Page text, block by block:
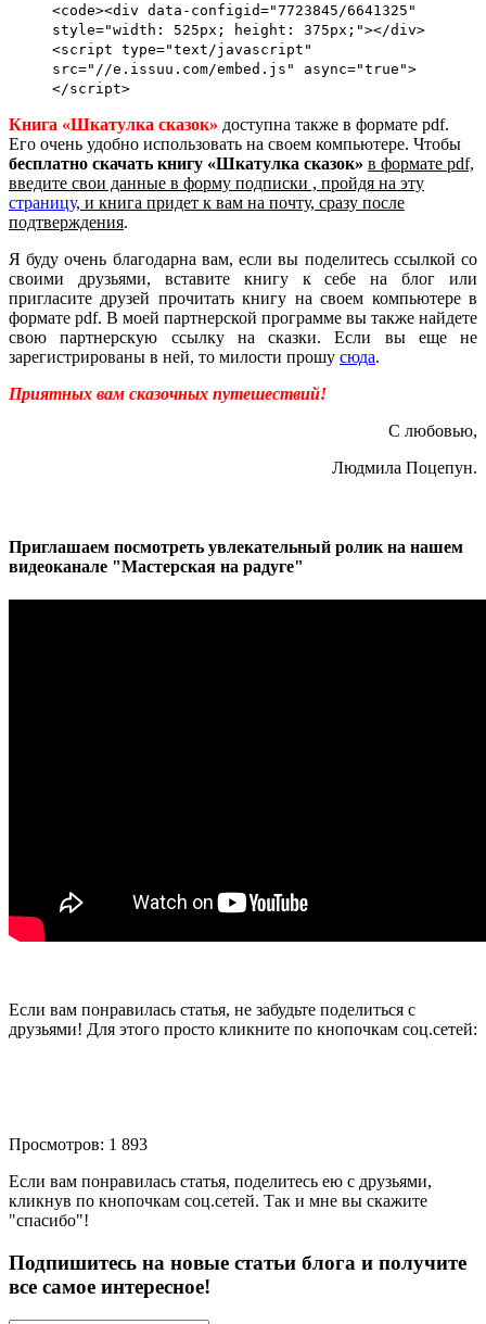
<code><div data-configid="7723845/6641325"
style="width: 525px; height: 375px;"></div>
<script type="text/javascript"
src="//e.issuu.com/embed.js" async="true">
</script>
Книга «Шкатулка сказок» доступна также в формате pdf.
Его очень удобно использовать на своем компьютере. Чтобы
бесплатно скачать книгу «Шкатулка сказок» в формате pdf,
введите свои данные в форму подписки , пройдя на эту
страницу, и книга придет к вам на почту, сразу после
подтверждения.
Я буду очень благодарна вам, если вы поделитесь ссылкой со
своими друзьями, вставите книгу к себе на блог или
пригласите друзей прочитать книгу на своем компьютере в
формате pdf. В моей партнерской программе вы также найдете
свою партнерскую ссылку на сказки. Если вы еще не
зарегистрированы в ней, то милости прошу сюда.
Приятных вам сказочных путешествий!
С любовью,
Людмила Поцепун.
Приглашаем посмотреть увлекательный ролик на нашем
видеоканале "Мастерская на радуге"
Если вам понравилась статья, не забудьте поделиться с
друзьями! Для этого просто кликните по кнопочкам соц.сетей:
Просмотров: 1 893
Если вам понравилась статья, поделитесь ею с друзьями,
кликнув по кнопочкам соц.сетей. Так и мне вы скажите
"спасибо"!
Подпишитесь на новые статьи блога и получите
все самое интересное!